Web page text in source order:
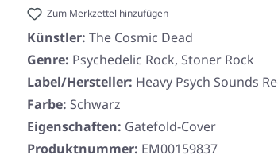
Zum Merkzettel hinzufügen
Künstler: The Cosmic Dead
Genre: Psychedelic Rock, Stoner Rock
Label/Hersteller: Heavy Psych Sounds
Farbe: Schwarz
Eigenschaften: Gatefold-Cover
Produktnummer: EM00159837